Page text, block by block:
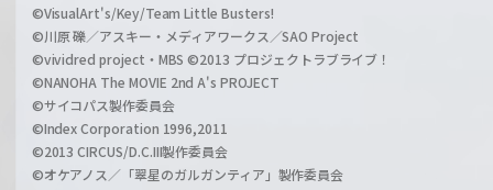
©VisualArt's/Key/Team Little Busters!
©川原 礫／アスキー・メディアワークス／SAO Project
©vividred project・MBS ©2013 プロジェクトラブライブ！
©NANOHA The MOVIE 2nd A's PROJECT
©サイコパス製作委員会
©Index Corporation 1996,2011
©2013 CIRCUS/D.C.III製作委員会
©オケアノス／「翠星のガルガンティア」製作委員会